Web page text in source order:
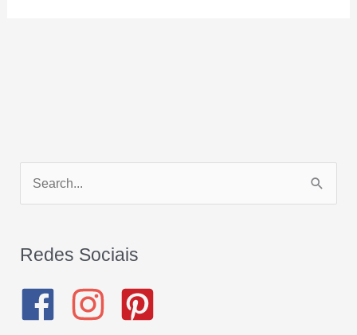
q
Redes Sociais